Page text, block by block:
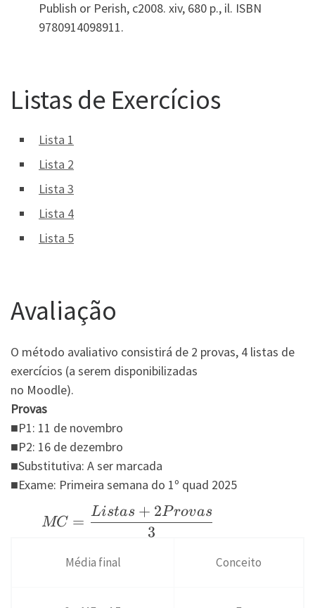
Publish or Perish, c2008. xiv, 680 p., il. ISBN
9780914098911.
Listas de Exercícios
Lista 1
Lista 2
Lista 3
Lista 4
Lista 5
Avaliação
O método avaliativo consistirá de 2 provas, 4 listas de
exercícios (a serem disponibilizadas
no Moodle).
Provas
■P1: 11 de novembro
■P2: 16 de dezembro
■Substitutiva: A ser marcada
■Exame: Primeira semana do 1º quad 2025
\quad \quad
\displaystyle
=\frac{Listas
MC =
3
Listas + 2Provas
Média final Conceito